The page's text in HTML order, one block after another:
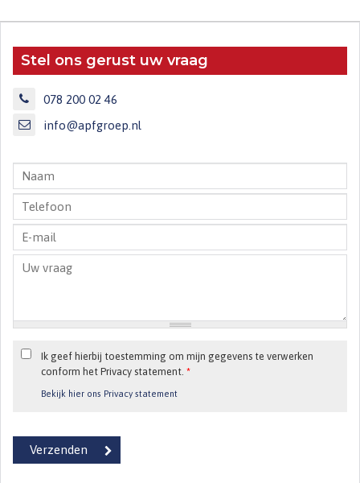
Stel ons gerust uw vraag
078 200 02 46
info@apfgroep.nl
Ik geef hierbij toestemming om mijn gegevens te verwerken
conform het Privacy statement. *
Bekijk hier ons Privacy statement